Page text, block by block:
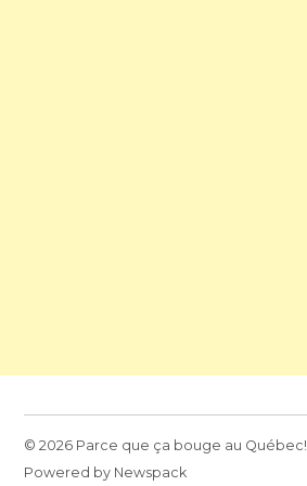
© 2026 Parce que ça bouge au Québec!
Powered by Newspack